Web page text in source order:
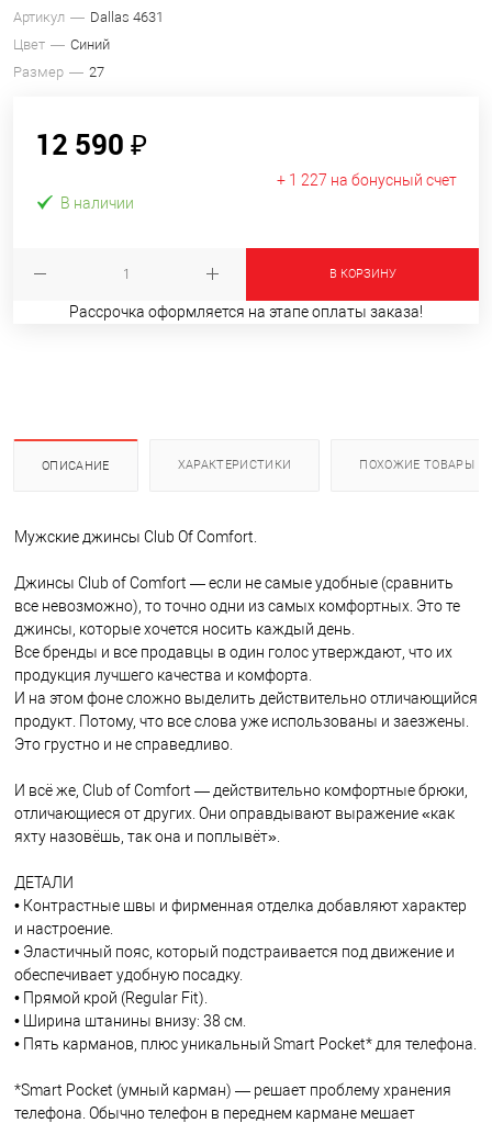
Артикул
Dallas 4631
Цвет
Синий
Размер
27
12 590 ₽
+ 1 227 на бонусный счет
В наличии
В КОРЗИНУ
Рассрочка оформляется на этапе оплаты заказа!
ОПИСАНИЕ ХАРАКТЕРИСТИКИ ПОХОЖИЕ ТОВАРЫ
Мужские джинсы Club Of Comfort.
Джинсы Club of Comfort — если не самые удобные (сравнить
все невозможно), то точно одни из самых комфортных. Это те
джинсы, которые хочется носить каждый день.
Все бренды и все продавцы в один голос утверждают, что их
продукция лучшего качества и комфорта.
И на этом фоне сложно выделить действительно отличающийся
продукт. Потому, что все слова уже использованы и заезжены.
Это грустно и не справедливо.
И всё же, Club of Comfort — действительно комфортные брюки,
отличающиеся от других. Они оправдывают выражение «как
яхту назовёшь, так она и поплывёт».
ДЕТАЛИ
• Контрастные швы и фирменная отделка добавляют характер
и настроение.
• Эластичный пояс, который подстраивается под движение и
обеспечивает удобную посадку.
• Прямой крой (Regular Fit).
• Ширина штанины внизу: 38 см.
• Пять карманов, плюс уникальный Smart Pocket* для телефона.
*Smart Pocket (умный карман) ― решает проблему хранения
телефона. Обычно телефон в переднем кармане мешает